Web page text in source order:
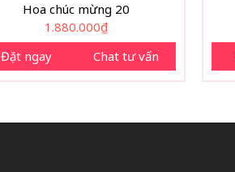
Hoa chúc mừng 20
1.880.000₫
Đặt ngay
Chat tư vấn